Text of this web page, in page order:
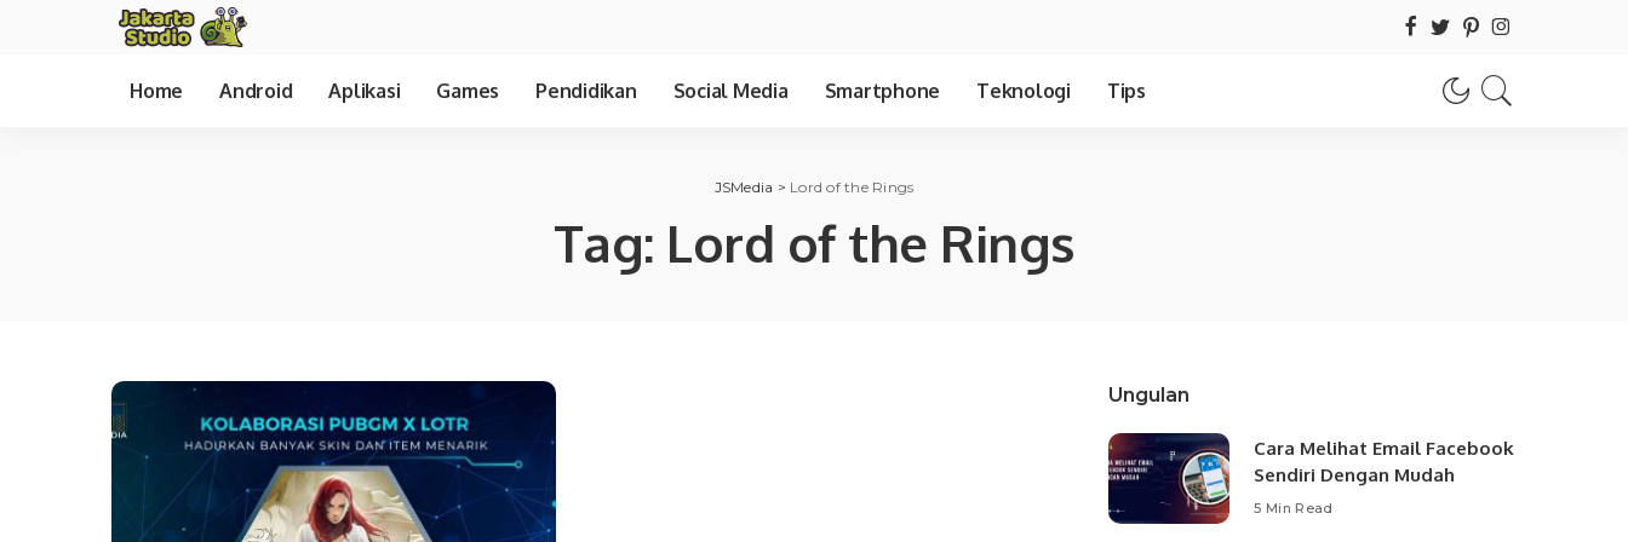
Home Android Aplikasi Games Pendidikan Social Media Smartphone Teknologi Tips
JSMedia > Lord of the Rings
Tag: Lord of the Rings
Ungulan
Cara Melihat Email Facebook
Sendiri Dengan Mudah
5 Min Read